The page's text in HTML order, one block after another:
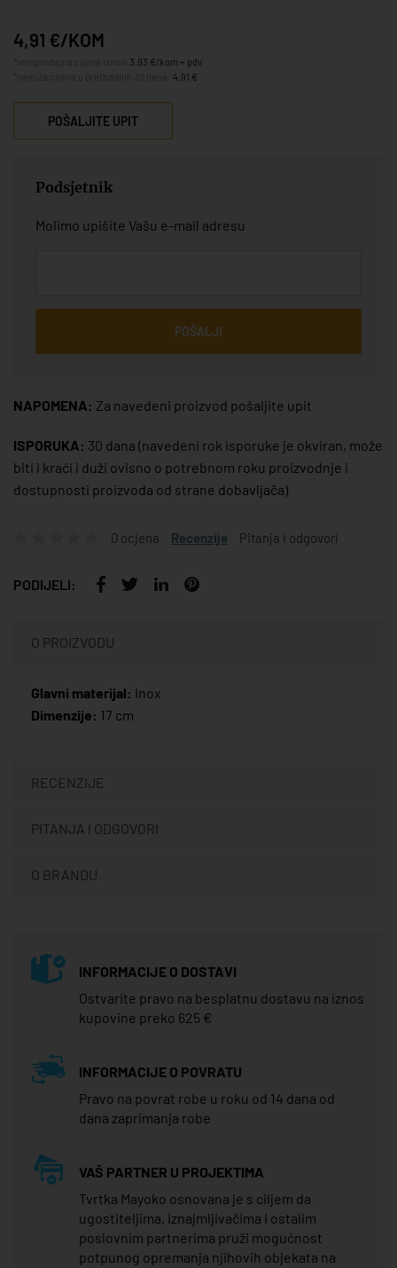
4,91 €/KOM
3,93 €/kom + pdv
4,91 €
POŠALJITE UPIT
Podsjetnik
Molimo upišite Vašu e-mail adresu
POŠALJI
NAPOMENA: Za navedeni proizvod pošaljite upit
ISPORUKA: 30 dana (navedeni rok isporuke je okviran, može
biti i kraći i duži ovisno o potrebnom roku proizvodnje i
dostupnosti proizvoda od strane dobavljača)
0 ocjena Recenzije Pitanja i odgovori
PODIJELI:
O PROIZVODU
Glavni materijal: Inox
Dimenzije: 17 cm
RECENZIJE
PITANJA I ODGOVORI
O BRANDU
INFORMACIJE O DOSTAVI
Ostvarite pravo na besplatnu dostavu na iznos
kupovine preko 625 €
INFORMACIJE O POVRATU
Pravo na povrat robe u roku od 14 dana od
dana zaprimanja robe
VAŠ PARTNER U PROJEKTIMA
Tvrtka Mayoko osnovana je s ciljem da
ugostiteljima, iznajmljivačima i ostalim
poslovnim partnerima pruži mogućnost
potpunog opremanja njihovih objekata na